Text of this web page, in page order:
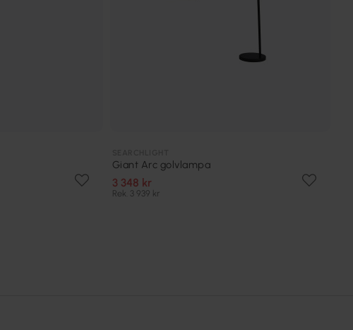
Giant Arc golvlampa
3 348 kr
Rek. 3 939 kr